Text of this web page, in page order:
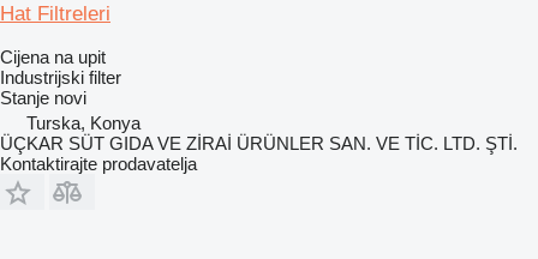
Hat Filtreleri
Cijena na upit
Industrijski filter
Stanje novi
Turska, Konya
ÜÇKAR SÜT GIDA VE ZİRAİ ÜRÜNLER SAN. VE TİC. LTD. ŞTİ.
Kontaktirajte prodavatelja